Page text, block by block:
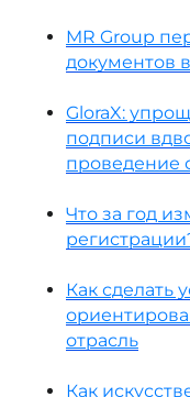
MR Group
документов
GloraX:
подписи
проведение
Что за год
Как сделать
отрасль
Как